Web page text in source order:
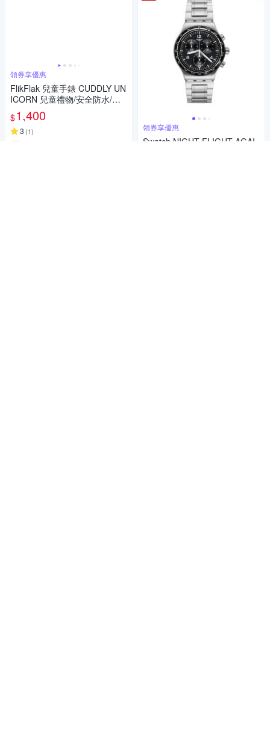
領券享優惠
FlikFlak 兒童手錶 CUDDLY UN
ICORN 兒童禮物/安全防水/瑞
士製造 FBNP213FBNP213 (3
1.85mm)
$1,400
3 (1) 領券享優惠
Swatch NIGHT FLIGHT AGAI